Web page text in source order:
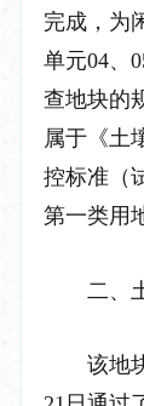
完成，为
单元04、
查地块的
属于《土
控标准（
第一类用
二、
该地